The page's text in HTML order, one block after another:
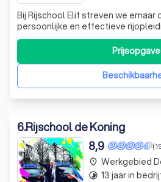
Bij Rijschool Elif streven we ernaar
persoonlijke en effectieve
begrijpen dat elke leerling uniek is
aan op jouw tempo en leerstijl.
zijn gecertificeerd om rekening te
zodat je met v
Prijsopgave
6.Rijschool de Koning
8,9
place Werkgebied
timelapse 13 jaar in